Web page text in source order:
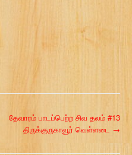
தேவாரம் பாடப்பெற்ற சிவ தலம் #13
திருக்குருகாவூர் வெள்ளடை →